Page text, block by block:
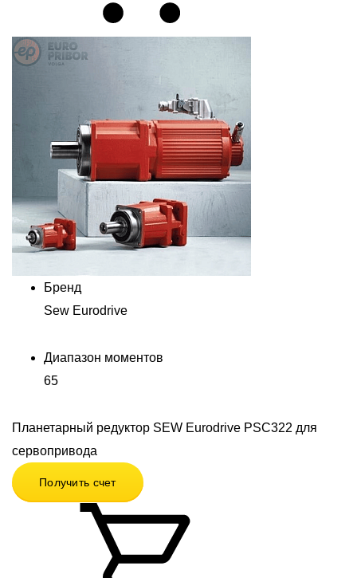
Бренд
Sew Eurodrive
Диапазон моментов
65
Планетарный редуктор SEW Eurodrive PSC322 для
сервопривода
Получить счет